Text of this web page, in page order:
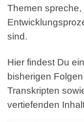
Themen
sind.
Hier findest Du
bisherigen
Transkripten
vertiefenden